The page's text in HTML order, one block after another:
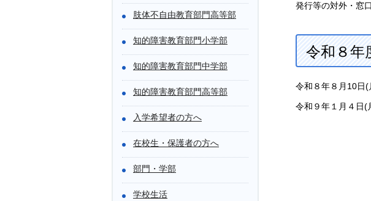
肢体不自由教育部門高等部
知的障害教育部門小学部
知的障害教育部門中学部
知的障害教育部門高等部
入学希望者の方へ
在校生・保護者の方へ
部門・学部
学校生活
発行等の対外・窓
令和８年
令和８年８月10日
令和９年１月４日(